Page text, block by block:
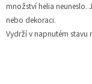
množství helia neuneslo.
nebo dekoraci.
Vydrží v napnutém